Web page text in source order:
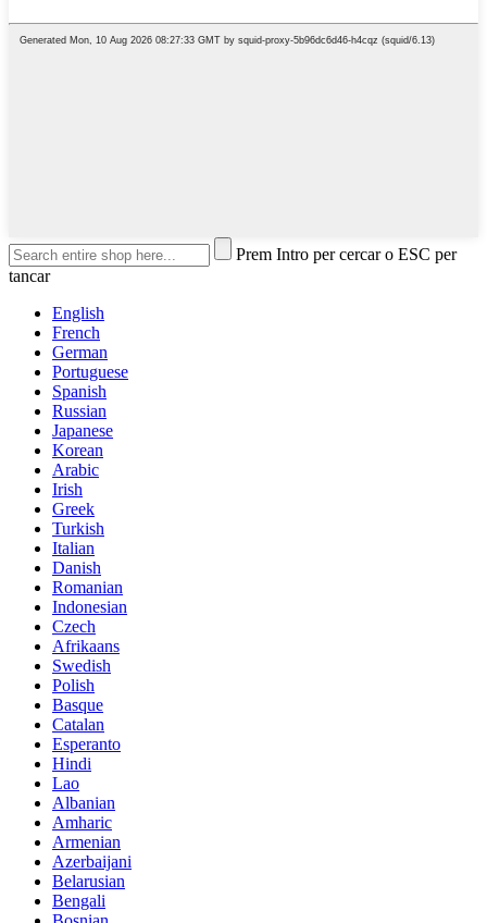
Prem Intro per cercar o ESC per
tancar
English
French
German
Portuguese
Spanish
Russian
Japanese
Korean
Arabic
Irish
Greek
Turkish
Italian
Danish
Romanian
Indonesian
Czech
Afrikaans
Swedish
Polish
Basque
Catalan
Esperanto
Hindi
Lao
Albanian
Amharic
Armenian
Azerbaijani
Belarusian
Bengali